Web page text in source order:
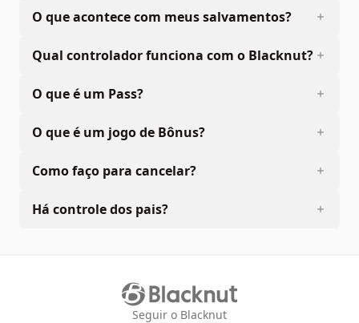
O que acontece com meus salvamentos?
Qual controlador funciona com o Blacknut?
O que é um Pass?
O que é um jogo de Bônus?
Como faço para cancelar?
Há controle dos pais?
Seguir o Blacknut